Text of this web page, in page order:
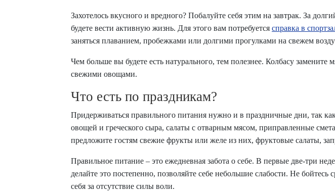
Захотелось вкусного и вредного? Побалуйте себя этим на завтрак. За
будете вести активную жизнь. Для этого вам потребуетсясправка в
заняться плаванием, пробежками или долгими прогулками на свежем
Чем больше вы будете есть натурального, тем полезнее. Колбасу
свежими овощами.
Что есть по праздникам?
Придерживаться правильного питания нужно и в праздничные дни, так
овощей и греческого сыра, салаты с отварным мясом, приправленные
предложите гостям свежие фрукты или желе из них, фруктовые салаты,
Правильное питание – это ежедневная забота о себе. В первые две-три
делайте это постепенно, позволяйте себе небольшие слабости. Не
себя за отсутствие силы воли.